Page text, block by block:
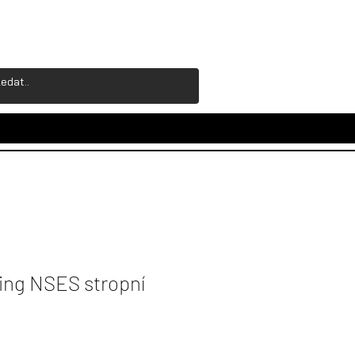
NSES stropní